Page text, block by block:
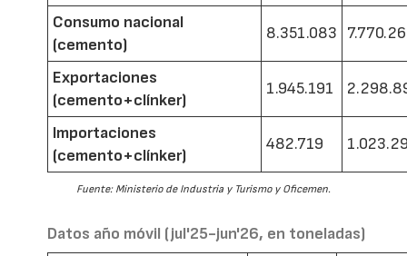
Consumo nacional
(cemento)
8.351.083
Exportaciones
(cemento+clínker)
1.945.191
Importaciones
(cemento+clínker)
482.719
Fuente: Ministerio de Industria y Turismo y Oficemen.
Datos año móvil (jul'25-jun'26, en toneladas)